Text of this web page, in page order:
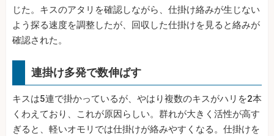
じた。キスのアタリを確認しながら、仕掛け絡みが生じない
よう探る速度を調整したが、回収した仕掛けを見ると絡みが
確認された。
連掛け多発で数伸ばす
キスは5連で掛かっているが、やはり複数のキスがハリを2本
くわえており、これが原因らしい。群れが大きく活性が高す
ぎると、軽いオモリでは仕掛けが絡みやすくなる。仕掛けを